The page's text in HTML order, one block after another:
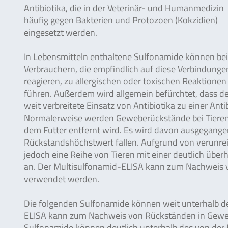
Antibiotika, die in der Veterinär- und Humanmedizin
häufig gegen Bakterien und Protozoen (Kokzidien)
eingesetzt werden.
In Lebensmitteln enthaltene Sulfonamide können bei
Verbrauchern, die empfindlich auf diese
reagieren, zu allergischen oder toxischen Reaktionen
führen. Außerdem wird allgemein befürchtet, dass
weit verbreitete Einsatz von Antibiotika zu einer
Normalerweise werden Geweberückstände bei
dem Futter entfernt wird. Es wird davon
Rückstandshöchstwert fallen. Aufgrund von
jedoch eine Reihe von Tieren mit einer deutlich
an. Der Multisulfonamid-ELISA kann zum
verwendet werden.
Die folgenden Sulfonamide können weit unterhalb
ELISA kann zum Nachweis von Rückständen in